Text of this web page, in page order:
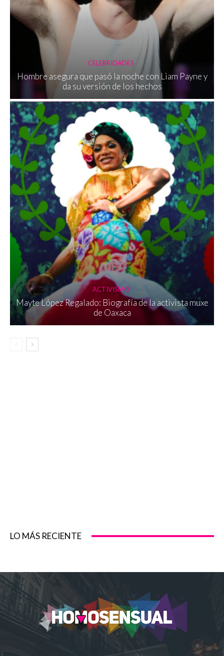
CELEBRIDADES
Hombre asegura que pasó la noche con Liam Payne y
da su versión de los hechos
ACTIVISMO
Mayte López Regalado: Biografía de la activista muxe
de Oaxaca
LO MÁS RECIENTE